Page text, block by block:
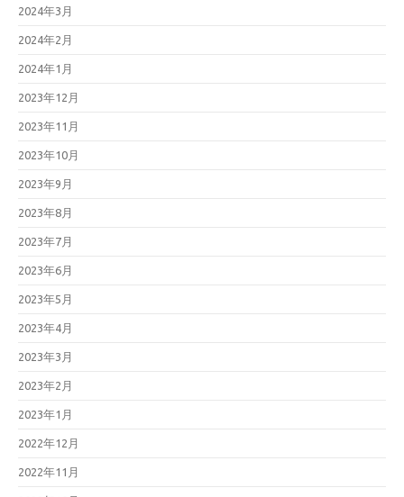
2024年3月
2024年2月
2024年1月
2023年12月
2023年11月
2023年10月
2023年9月
2023年8月
2023年7月
2023年6月
2023年5月
2023年4月
2023年3月
2023年2月
2023年1月
2022年12月
2022年11月